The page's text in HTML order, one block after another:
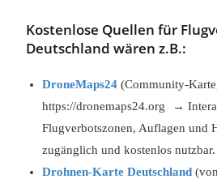
Kostenlose Quellen für
Deutschland wären z.B.:
DroneMaps24
https://dronemaps24.org →
Flugverbotszonen, Auflagen und
zugänglich und kostenlos nutzbar.
Drohnen‑Karte Deutschland